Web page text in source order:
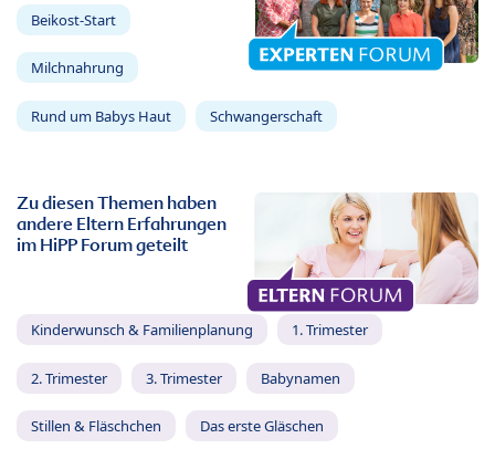
Beikost-Start
Milchnahrung
Rund um Babys Haut Schwangerschaft
Zu diesen Themen haben
andere Eltern Erfahrungen
im HiPP Forum geteilt
Kinderwunsch & Familienplanung 1. Trimester
2. Trimester 3. Trimester Babynamen
Stillen & Fläschchen Das erste Gläschen